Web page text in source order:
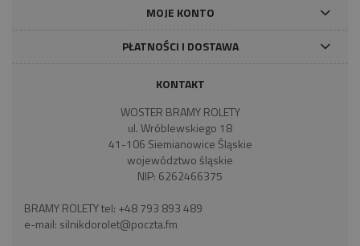
MOJE KONTO
PŁATNOŚCI I DOSTAWA
KONTAKT
WOSTER BRAMY ROLETY
ul. Wróblewskiego 18
41-106 Siemianowice Śląskie
województwo śląskie
NIP: 6262466375
BRAMY ROLETY tel: +48 793 893 489
e-mail: silnikdorolet@poczta.fm